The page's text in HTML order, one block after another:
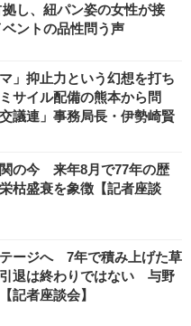
し、紐パン姿の女性が接
ントの品性問う声
」抑止力という幻想を打ち
イル配備の熊本から問
議連」事務局長・伊勢崎賢
の今 来年8月で77年の歴
枯盛衰を象徴【記者座談
ージへ 7年で積み上げた草
退は終わりではない 与野
記者座談会】